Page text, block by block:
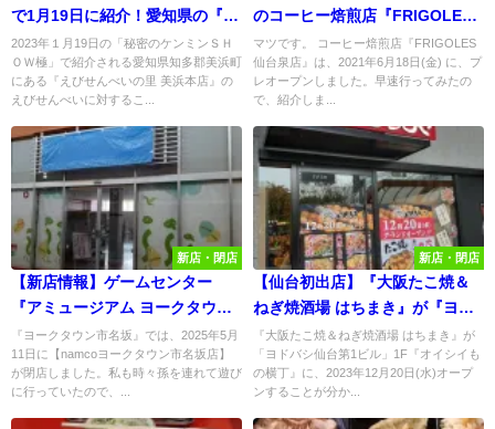
で1月19日に紹介！愛知県の『え
びせんべいの里 美浜本店』の
「えびせんべい」へのこだわ
り・情熱・愛情が半端ない！
2023年１月19日の「秘密のケンミンＳＨ
ＯＷ極」で紹介される愛知県知多郡美浜町
にある『えびせんべいの里 美浜本店』の
えびせんべいに対するこ...
のコーヒー焙煎店『FRIGOLES
仙台泉店』に行ってみた！
マツです。 コーヒー焙煎店『FRIGOLES
仙台泉店』は、2021年6月18日(金) に、プ
レオープンしました。早速行ってみたの
で、紹介しま...
新店・閉店
【新店情報】ゲームセンター
『アミュージアム ヨークタウン
市名坂』がオープン予定！
『ヨークタウン市名坂』では、2025年5月
11日に【namcoヨークタウン市名坂店】
が閉店しました。私も時々孫を連れて遊び
に行っていたので、...
新店・閉店
【仙台初出店】『大阪たこ焼＆
ねぎ焼酒場 はちまき』が『ヨド
バシ仙台1F』に12/20グランドオ
ープン！
『大阪たこ焼＆ねぎ焼酒場 はちまき』が
「ヨドバシ仙台第1ビル」1F『オイシイも
の横丁』に、2023年12月20日(水)オープ
ンすることが分か...